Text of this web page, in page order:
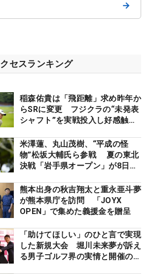
→
セスランキング
稲森佑貴は「飛距離」求め昨年か
らSRに変更 フジクラの“未発表
シャフト”を実戦投入し好感触
ーのヒトネタ！】
米澤蓮、丸山茂樹、“平成の怪
物”松坂大輔氏ら参戦 夏の東北
決戦「岩手県オープン」が8日開
熊本出身の秋吉翔太と重永亜斗夢
が熊本県庁を訪問 「JOYX
OPEN」で集めた義援金を贈呈
「助けてほしい」のひと言で実現
した新規大会 堀川未来夢が訴え
る男子ゴルフ界の実情と開催の舞